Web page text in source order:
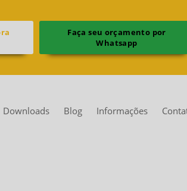
Faça seu orçamento por
Whatsapp
Downloads Blog Informações